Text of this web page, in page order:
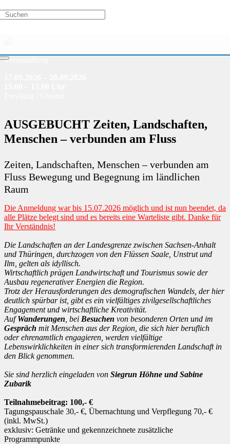
Veranstaltung
AUSGEBUCHT Zeiten, Landschaften,
Menschen – verbunden am Fluss
Zeiten, Landschaften, Menschen – verbunden am
Fluss Bewegung und Begegnung im ländlichen
Raum
Die Anmeldung war bis 15.07.2026 möglich und ist nun beendet, da
alle Plätze belegt sind und es bereits eine Warteliste gibt. Danke für
Ihr Verständnis!
Die Landschaften an der Landesgrenze zwischen Sachsen-Anhalt
und Thüringen, durchzogen von den Flüssen Saale, Unstrut und
Ilm, gelten als idyllisch.
Wirtschaftlich prägen Landwirtschaft und Tourismus sowie der
Ausbau regenerativer Energien die Region.
Trotz der Herausforderungen des demografischen Wandels, der hier
deutlich spürbar ist, gibt es ein vielfältiges zivilgesellschaftliches
Engagement und wirtschaftliche Kreativität.
AufWanderungen , bei Besuchen von besonderen Orten und im
Gespräch mit Menschen aus der Region, die sich hier beruflich
oder ehrenamtlich engagieren, werden vielfältige
Lebenswirklichkeiten in einer sich transformierenden Landschaft in
den Blick genommen.
Sie sind herzlich eingeladen von Siegrun Höhne und Sabine
Zubarik
Teilnahmebeitrag: 100,- €
Tagungspauschale 30,- €, Übernachtung und Verpflegung 70,- €
(inkl. MwSt.)
exklusiv: Getränke und gekennzeichnete zusätzliche
Programmpunkte